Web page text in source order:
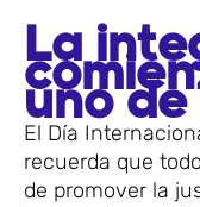
La
uno
El Día
recuerda que
de promover la